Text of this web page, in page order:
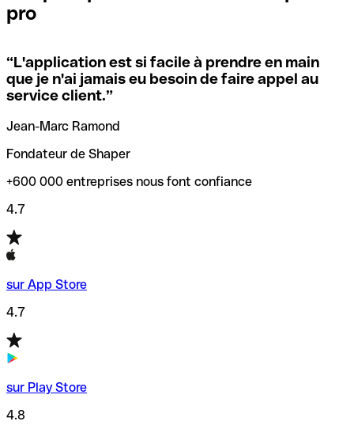
locales.
Si vous n'êtes pas sûr du code SWIFT que vous devriez
utiliser, nous avons développé un outil de recherche de
codes SWIFT par nom de banque.
vérification/recherche de codes SWIFT. Ainsi, vous pouvez
trouver et vérifier vos codes SWIFT avant de réaliser vos
transferts d’argent.
pro
“L'application est si facile à prendre en main
que je n'ai jamais eu besoin de faire appel au
service client.”
Jean-Marc Ramond
Fondateur de Shaper
+600 000 entreprises nous font confiance
4.7
sur App Store
4.7
sur Play Store
4.8